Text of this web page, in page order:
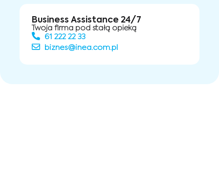
Business Assistance 24/7
Twoja firma pod stałą opieką
61 222 22 33
biznes@inea.com.pl